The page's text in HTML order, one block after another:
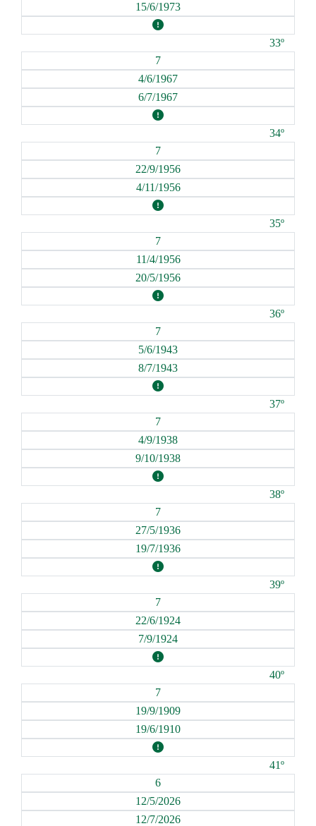
15/6/1973
33º
7
4/6/1967
6/7/1967
34º
7
22/9/1956
4/11/1956
35º
7
11/4/1956
20/5/1956
36º
7
5/6/1943
8/7/1943
37º
7
4/9/1938
9/10/1938
38º
7
27/5/1936
19/7/1936
39º
7
22/6/1924
7/9/1924
40º
7
19/9/1909
19/6/1910
41º
6
12/5/2026
12/7/2026